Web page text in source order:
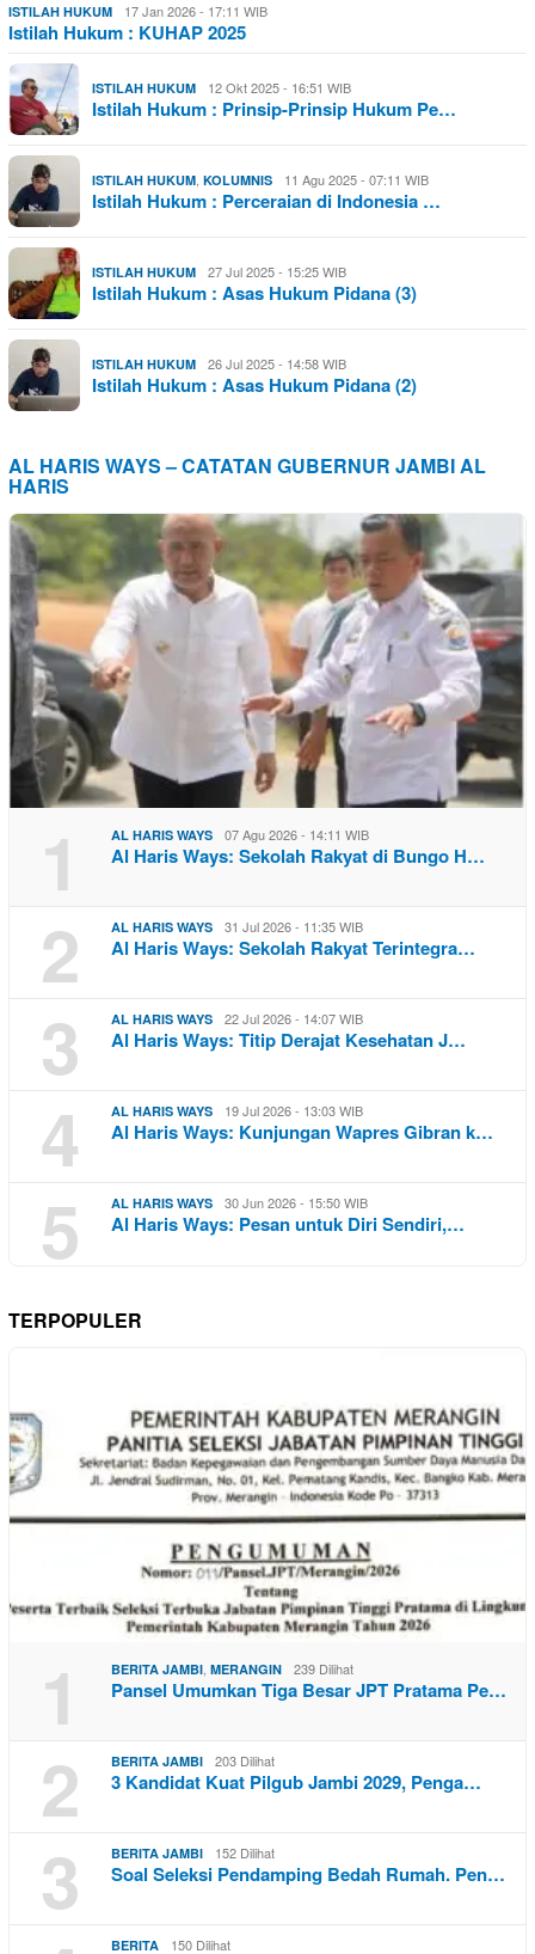
ISTILAH HUKUM 17 Jan 2026 - 17:11 WIB
Istilah Hukum : KUHAP 2025
ISTILAH HUKUM 12 Okt 2025 - 16:51 WIB
Istilah Hukum : Prinsip-Prinsip Hukum Pe…
ISTILAH HUKUM, KOLUMNIS 11 Agu 2025 - 07:11 WIB
Istilah Hukum : Perceraian di Indonesia …
ISTILAH HUKUM 27 Jul 2025 - 15:25 WIB
Istilah Hukum : Asas Hukum Pidana (3)
ISTILAH HUKUM 26 Jul 2025 - 14:58 WIB
Istilah Hukum : Asas Hukum Pidana (2)
AL HARIS WAYS – CATATAN GUBERNUR JAMBI AL
HARIS
1 AL HARIS WAYS 07 Agu 2026 - 14:11 WIB
Al Haris Ways: Sekolah Rakyat di Bungo H…
2 AL HARIS WAYS 31 Jul 2026 - 11:35 WIB
Al Haris Ways: Sekolah Rakyat Terintegra…
3 AL HARIS WAYS 22 Jul 2026 - 14:07 WIB
Al Haris Ways: Titip Derajat Kesehatan J…
4 AL HARIS WAYS 19 Jul 2026 - 13:03 WIB
Al Haris Ways: Kunjungan Wapres Gibran k…
5 AL HARIS WAYS 30 Jun 2026 - 15:50 WIB
Al Haris Ways: Pesan untuk Diri Sendiri,…
TERPOPULER
1 BERITA JAMBI MERANGIN 239 Dilihat
Pansel Umumkan Tiga Besar JPT Pratama Pe…
2 BERITA JAMBI 203 Dilihat
3 Kandidat Kuat Pilgub Jambi 2029, Penga…
3 BERITA JAMBI 152 Dilihat
Soal Seleksi Pendamping Bedah Rumah. Pen…
BERITA 150 Dilihat